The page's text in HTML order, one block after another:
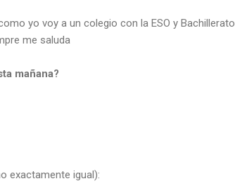
yo voy a un colegio con la ESO y
me saluda
mañana?
exactamente igual):